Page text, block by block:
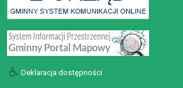
Deklaracja dostępności